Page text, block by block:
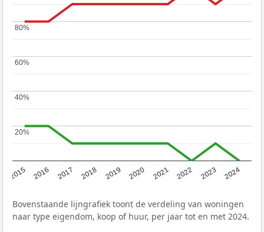
2015 2016 2017 2018 2019 2020 2021 2022 2023 2024
20%
20%
40%
40%
60%
60%
80%
80%
Bovenstaande lijngrafiek toont de verdeling van woningen
naar type eigendom, koop of huur, per jaar tot en met 2024.